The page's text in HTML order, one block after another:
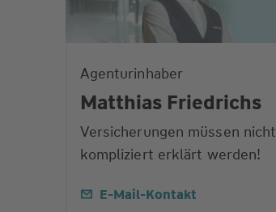
Agenturinhaber
Matthias Friedrichs
Versicherungen müssen nicht
kompliziert erklärt werden!
E-Mail-Kontakt